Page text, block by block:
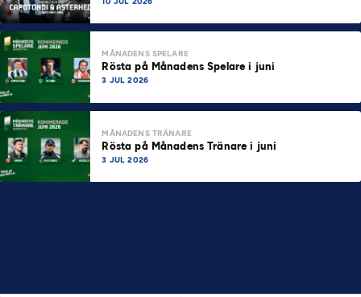
MÅNADENS SPELARE
Rösta på Månadens Spelare i juni
3 JUL 2026
MÅNADENS TRÄNARE
Rösta på Månadens Tränare i juni
3 JUL 2026